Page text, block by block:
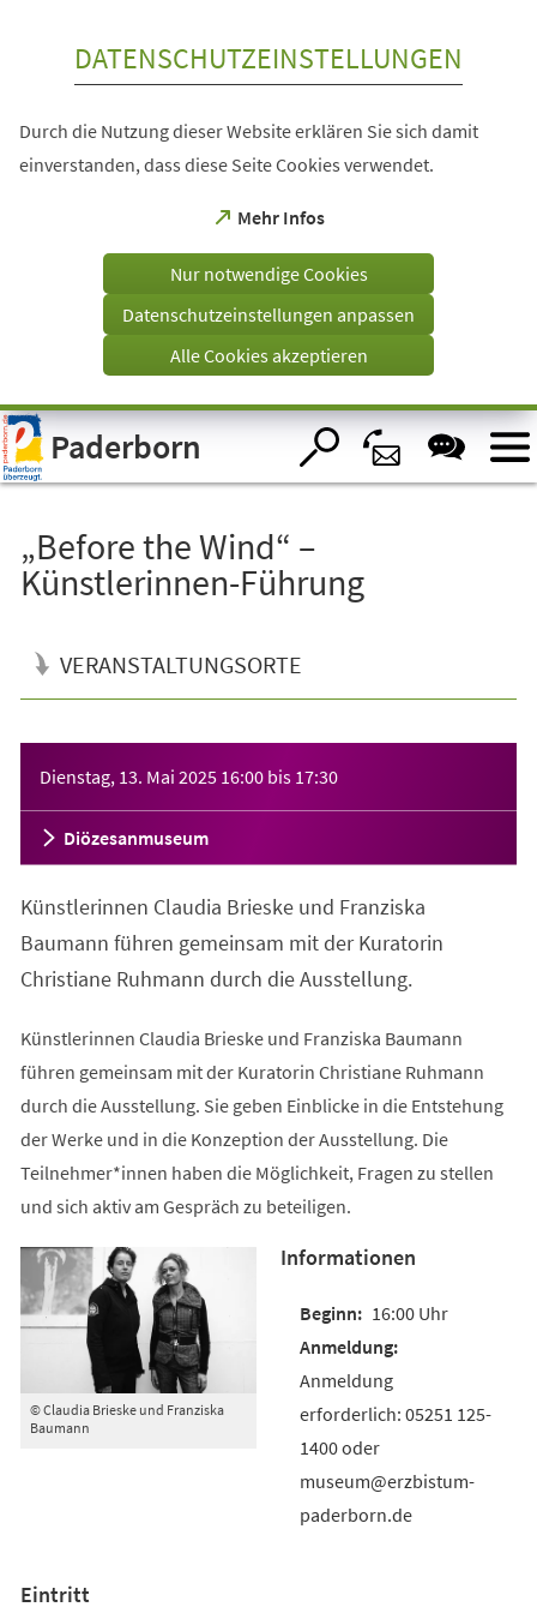
Visuelle
Assistenzsoftware
öffnen.
DATENSCHUTZEINSTELLUNGEN
Durch die Nutzung dieser Website erklären Sie sich damit
einverstanden, dass diese Seite Cookies verwendet.
Mehr Infos
(Öffnet
einem
Tab)
Nur notwendige Cookies
Datenschutzeinstellungen anpassen
Alle Cookies akzeptieren
Paderborn
„Before the Wind“ –
Künstlerinnen-Führung
VERANSTALTUNGSORTE
Dienstag, 13. Mai 2025 16:00 bis 17:30
Diözesanmuseum
Künstlerinnen Claudia Brieske und Franziska
Baumann führen gemeinsam mit der Kuratorin
Christiane Ruhmann durch die Ausstellung.
Künstlerinnen Claudia Brieske und Franziska Baumann
führen gemeinsam mit der Kuratorin Christiane Ruhmann
durch die Ausstellung. Sie geben Einblicke in die Entstehung
der Werke und in die Konzeption der Ausstellung. Die
Teilnehmer*innen haben die Möglichkeit, Fragen zu stellen
und sich aktiv am Gespräch zu beteiligen.
© Claudia Brieske und Franziska
Baumann
Informationen
16:00 Uhr
Anmeldung
erforderlich: 05251 125-
1400 oder
museum@erzbistum-
paderborn.de
Eintritt